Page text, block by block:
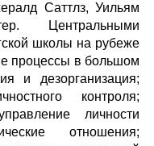
Саттлз, Уильям
Центральными
школы на рубеже
процессы в большом
и дезорганизация;
контроля;
личности
отношения;